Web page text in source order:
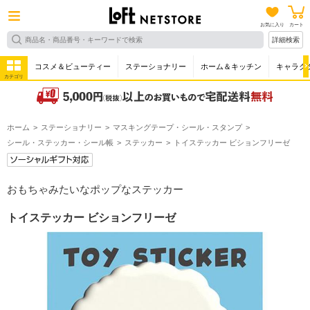
お気に入り カート
詳細検索
カテゴリ
コスメ＆ビューティー ステーショナリー ホーム＆キッチン キャラク
ホーム ステーショナリー
マスキングテープ・シール・スタンプ
シール・ステッカー・シール帳
ステッカー トイステッカー ビションフリーゼ
おもちゃみたいなポップなステッカー
トイステッカー ビションフリーゼ